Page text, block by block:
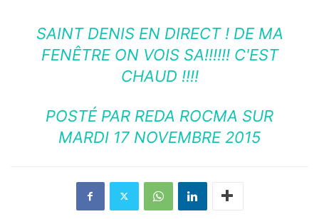
SAINT DENIS EN DIRECT ! DE MA
FENÊTRE ON VOIS SA!!!!!! C'EST
CHAUD !!!!
POSTÉ PAR REDA ROCMA SUR
MARDI 17 NOVEMBRE 2015